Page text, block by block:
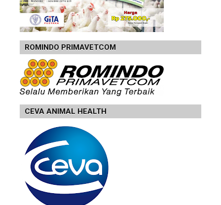
ROMINDO PRIMAVETCOM
CEVA ANIMAL HEALTH